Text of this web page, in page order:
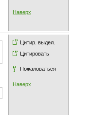
Наверх
Цитир. выдел.
Цитировать
Пожаловаться
Наверх